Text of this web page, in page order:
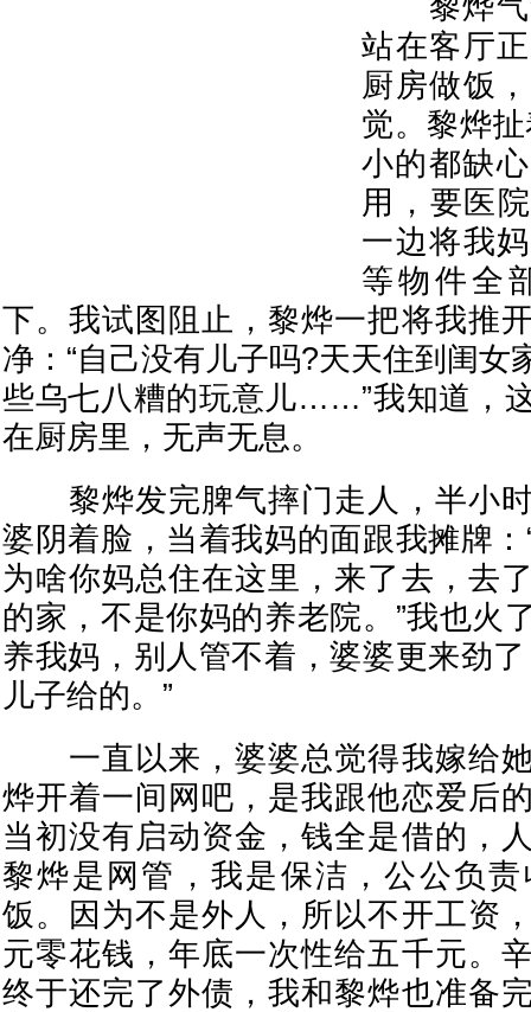
黎烨气
站在客厅
厨房做饭
觉。黎烨
小的都缺
用，要医
一边将我
等物件全
下。我试图阻止，黎烨一把将我推
净：“自己没有儿子吗?天天住到闺女
些乌七八糟的玩意儿……”我知道，
在厨房里，无声无息。
黎烨发完脾气摔门走人，半小时
婆阴着脸，当着我妈的面跟我摊牌
为啥你妈总住在这里，来了去，去
的家，不是你妈的养老院。”我也火
养我妈，别人管不着，婆婆更来劲
儿子给的。”
一直以来，婆婆总觉得我嫁给她
烨开着一间网吧，是我跟他恋爱后
当初没有启动资金，钱全是借的，
黎烨是网管，我是保洁，公公负
饭。因为不是外人，所以不开工资
元零花钱，年底一次性给五千元。
终于还完了外债，我和黎烨也准备